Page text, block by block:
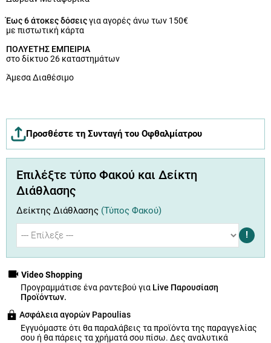
Έως 6 άτοκες δόσειςγια αγορές άνω των 150€
με πιστωτική κάρτα
ΠΟΛΥΕΤΗΣ ΕΜΠΕΙΡΙΑ
στο δίκτυο 26 καταστημάτων
Άμεσα Διαθέσιμο
Προσθέστε τη Συνταγή του Οφθαλμίατρου
Επιλέξτε τύπο Φακού και Δείκτη
Διάθλασης
Δείκτης Διάθλασης (Τύπος Φακού)
!
Video Shopping
Προγραμμάτισε ένα ραντεβού για Live Παρουσίαση
Προϊόντων.
Ασφάλεια αγορών Papoulias
Εγγυόμαστε ότι θα παραλάβεις τα προϊόντα της παραγγελίας
σου ή θα πάρεις τα χρήματά σου πίσω. Δες αναλυτικά